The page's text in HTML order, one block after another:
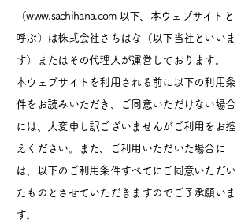
（www.sachihana.com以下、本ウェブサイトと
呼ぶ）は株式会社さちはな（以下当社といいま
す）またはその代理人が運営しております。
本ウェブサイトを利用される前に以下の利用条
件をお読みいただき、ご同意いただけない場合
には、大変申し訳ございませんがご利用をお控
えください。また、ご利用いただいた場合に
は、以下のご利用条件すべてにご同意いただい
たものとさせていただきますのでご了承願いま
す。